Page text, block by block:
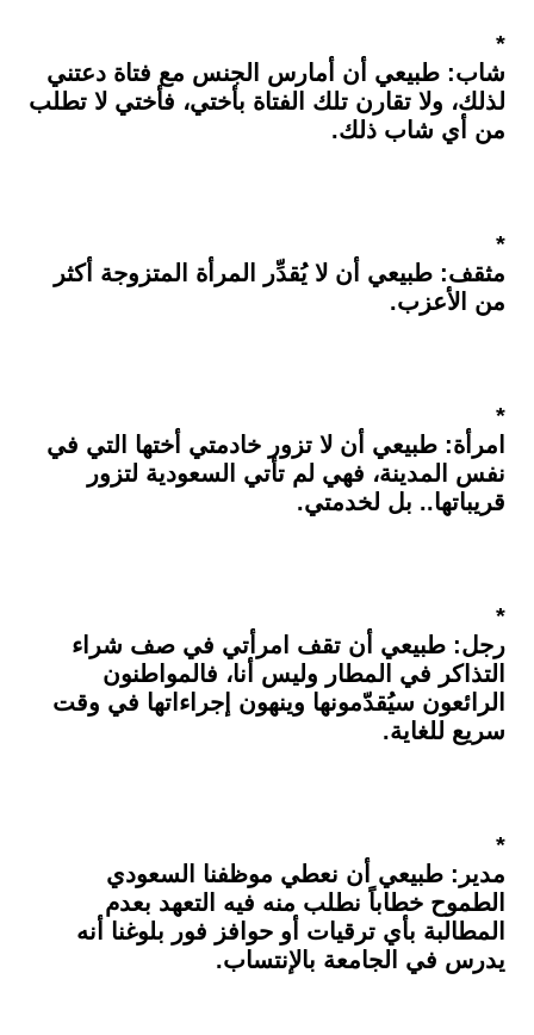
*
شاب: طبيعي أن أمارس الجنس مع فتاة دعتني
لذلك، ولا تقارن تلك الفتاة بأختي، فأختي لا تطلب
من أي شاب ذلك.
*
مثقف: طبيعي أن لا يُقدِّر المرأة المتزوجة أكثر
من الأعزب.
*
امرأة: طبيعي أن لا تزور خادمتي أختها التي في
نفس المدينة، فهي لم تأتي السعودية لتزور
قريباتها.. بل لخدمتي.
*
رجل: طبيعي أن تقف امرأتي في صف شراء
التذاكر في المطار وليس أنا، فالمواطنون
الرائعون سيُقدّمونها وينهون إجراءاتها في وقت
سريع للغاية.
*
مدير: طبيعي أن نعطي موظفنا السعودي
الطموح خطاباً نطلب منه فيه التعهد بعدم
المطالبة بأي ترقيات أو حوافز فور بلوغنا أنه
يدرس في الجامعة بالإنتساب.